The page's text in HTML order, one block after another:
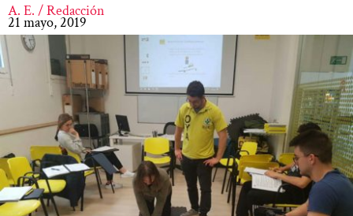
A. E. / Redacción
21 mayo, 2019